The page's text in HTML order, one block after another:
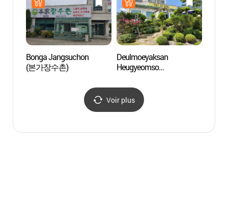
Bonga Jangsuchon
(본가장수촌)
Deulmoeyaksan
Heugyeomso
(들뫼약산흑염소전문점)
Voir plus